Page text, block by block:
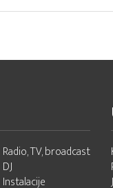
Radio, TV, broadcast
DJ
Instalacije